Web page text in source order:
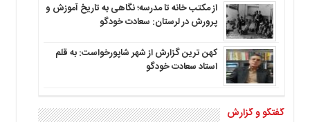
از مکتب خانه تا مدرسه؛ نگاهی به تاریخ آموزش و
پرورش در لرستان: سعادت خودگو
کهن ترین گزارش از شهر شاپورخواست: به قلم
استاد سعادت خودگو
گفتگو و گزارش